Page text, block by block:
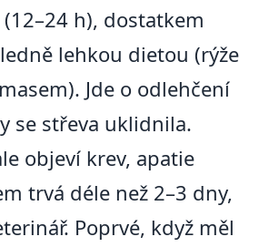
h), dostatkem
lehkou dietou (rýže
Jde o odlehčení
se střeva uklidnila.
objeví krev, apatie
trvá déle než 2–3 dny,
Poprvé, když měl